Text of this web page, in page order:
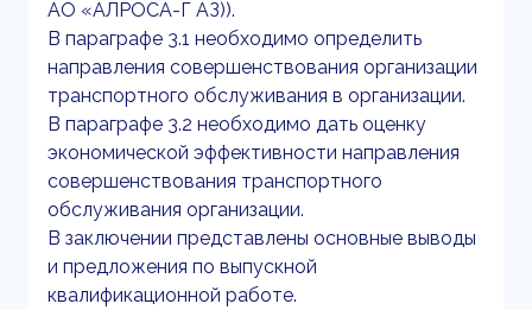
АО «АЛРОСА-Г АЗ)).
В параграфе 3.1 необходимо определить
направления совершенствования организации
транспортного обслуживания в организации.
В параграфе 3.2 необходимо дать оценку
экономической эффективности направления
совершенствования транспортного
обслуживания организации.
В заключении представлены основные выводы
и предложения по выпускной
квалификационной работе.